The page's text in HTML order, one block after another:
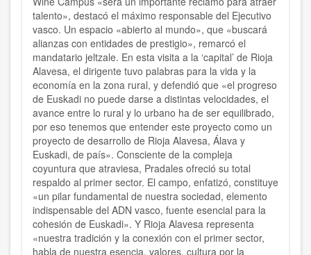
talento», destacó el máximo responsable del Ejecutivo
vasco. Un espacio «abierto al mundo», que «buscará
alianzas con entidades de prestigio», remarcó el
mandatario jeltzale. En esta visita a la ‘capital’ de Rioja
Alavesa, el dirigente tuvo palabras para la vida y la
economía en la zona rural, y defendió que «el progreso
de Euskadi no puede darse a distintas velocidades, el
avance entre lo rural y lo urbano ha de ser equilibrado,
por eso tenemos que entender este proyecto como un
proyecto de desarrollo de Rioja Alavesa, Álava y
Euskadi, de país». Consciente de la compleja
coyuntura que atraviesa, Pradales ofreció su total
respaldo al primer sector. El campo, enfatizó, constituye
«un pilar fundamental de nuestra sociedad, elemento
indispensable del ADN vasco, fuente esencial para la
cohesión de Euskadi». Y Rioja Alavesa representa
«nuestra tradición y la conexión con el primer sector,
habla de nuestra esencia, valores, cultura por la